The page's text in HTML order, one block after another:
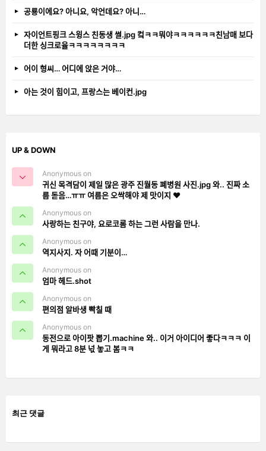
공룡이에요? 아니요, 악언데요? 아니…
자이언트핑크 스윙스 친동생 썰.jpg 컼ㅋㅋ뭐야ㅋㅋㅋㅋㅋㅋ친남매 보다
더한 싱크로율ㅋㅋㅋㅋㅋㅋㅋㅋ
어이 형씨… 어디에 앉은 거야…
아는 것이 힘이고, 프랑스는 베이컨.jpg
UP & DOWN
Anonymous on
귀신 목격담이 제일 많은 광주 진월동 폐병원 사진.jpg 와.. 진짜 소
름 돋음…ㅠㅠ 여름은 오싹해야 제 맛이지 ❤️
Anonymous on
사랑하는 친구야, 요로코롬 하는 그런 사람을 만나.
Anonymous on
역지사지. 자 어때 기분이…
Anonymous on
엄마 헤드.shot
Anonymous on
편의점 알바생 빡칠 때
Anonymous on
동전으로 아이팟 뽑기.machine 와.. 이거 아이디어 좋다ㅋㅋㅋ 이
게 뭐라고 8분 넋 놓고 봄ㅋㅋ
최근 댓글